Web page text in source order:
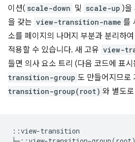
이션( scale-down 및 scale-up )을
을 갖는 view-transition-name 를
소를 페이지의 나머지 부분과 분리하
적용할 수 있습니다. 새 고유 view-
들면 의사 요소 트리 (다음 코드에 표시
transition-group 도 만들어지므로
transition-group(root) 와 별도
::view-transition